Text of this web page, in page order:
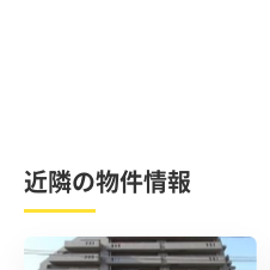
近隣の物件情報